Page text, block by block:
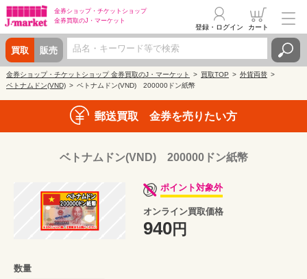
金券ショップ・ チケットショップ
金券買取のJ・マーケット
買取 販売
登録・ログイン カート
金券ショップ・チケットショップ 金券買取のJ・マーケット 買取TOP
外貨両替
ベトナムドン(VND)
ベトナムドン(VND) 200000ドン紙幣
郵送買取 金券を売りたい方
ベトナムドン(VND) 200000ドン紙幣
ポイント対象外
オンライン買取価格
940円
数量